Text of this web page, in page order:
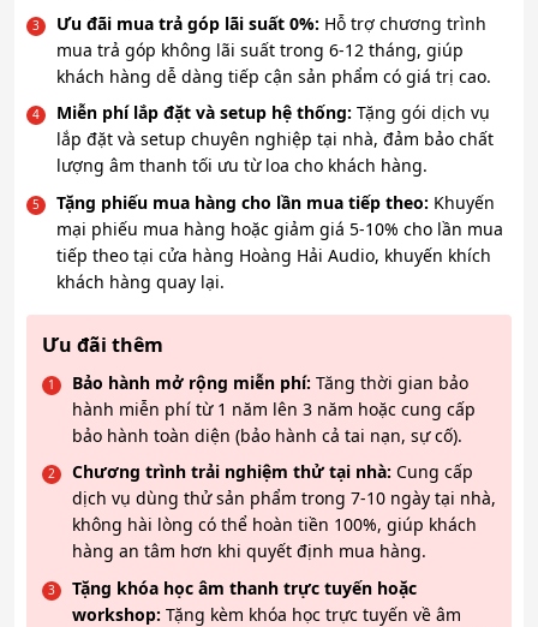
Ưu đãi mua trả góp lãi suất 0%: Hỗ trợ chương trình
mua trả góp không lãi suất trong 6-12 tháng, giúp
khách hàng dễ dàng tiếp cận sản phẩm có giá trị cao.
Miễn phí lắp đặt và setup hệ thống: Tặng gói dịch vụ
lắp đặt và setup chuyên nghiệp tại nhà, đảm bảo chất
lượng âm thanh tối ưu từ loa cho khách hàng.
Tặng phiếu mua hàng cho lần mua tiếp theo: Khuyến
mại phiếu mua hàng hoặc giảm giá 5-10% cho lần mua
tiếp theo tại cửa hàng Hoàng Hải Audio, khuyến khích
khách hàng quay lại.
Ưu đãi thêm
Bảo hành mở rộng miễn phí: Tăng thời gian bảo
hành miễn phí từ 1 năm lên 3 năm hoặc cung cấp
bảo hành toàn diện (bảo hành cả tai nạn, sự cố).
Chương trình trải nghiệm thử tại nhà: Cung cấp
dịch vụ dùng thử sản phẩm trong 7-10 ngày tại nhà,
không hài lòng có thể hoàn tiền 100%, giúp khách
hàng an tâm hơn khi quyết định mua hàng.
Tặng khóa học âm thanh trực tuyến hoặc
workshop: Tặng kèm khóa học trực tuyến về âm